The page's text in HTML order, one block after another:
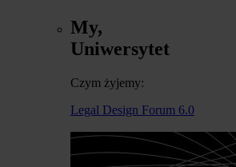
My,
Uniwersytet
Czym żyjemy:
Legal Design Forum 6.0